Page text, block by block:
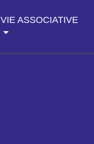
VIE ASSOCIATIVE